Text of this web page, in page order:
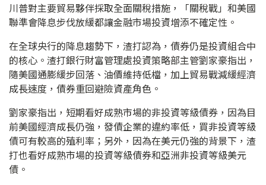
川普對主要貿易夥伴採取全面關稅措施，「關稅戰」和美國
聯準會降息步伐放緩都讓金融市場投資增添不確定性。
在全球央行的降息趨勢下，渣打認為，債券仍是投資組合中
的核心。渣打銀行財富管理處投資策略部主管劉家豪指出，
隨美國通膨緩步回落、油價維持低檔，加上貿易戰減緩經濟
成長速度，債券重回避險資產角色。
劉家豪指出，短期看好成熟市場的非投資等級債券，因為目
前美國經濟成長仍強，發債企業的違約率低，買非投資等級
債可有較高的殖利率；另外，因為在美元仍強的背景下，渣
打也看好成熟市場的投資等級債券和亞洲非投資等級美元
債。